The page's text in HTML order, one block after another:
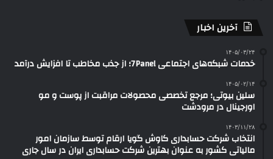
آخرین اخبار
۱۴۰۵/۰۳/۲۴
خدمات شبکه‌های اجتماعی 7Panel؛ از جذب مخاطب تا افزایش درآمد
۱۴۰۵/۰۲/۱۴
سلین بیوتی؛ مرجع تخصصی محصولات مراقبت از پوست و مو
اورجینال در مرودشت
۱۴۰۳/۱۱/۲۸
انتخاب شرکت حسابداری کاوش گویا ارقام توسط سازمان امور
مالیاتی کشور به عنوان بهترین شرکت حسابداری ایران در سال جاری